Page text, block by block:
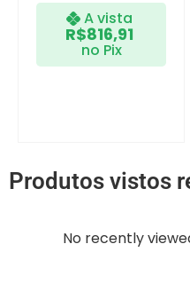
A vista
R$816,91
no Pix
Produtos vistos
No recently